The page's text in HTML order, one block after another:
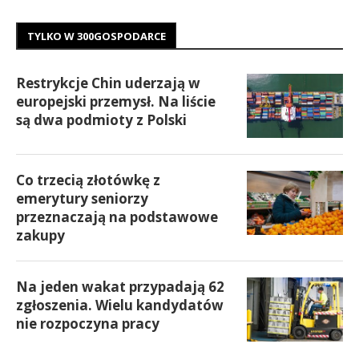
TYLKO W 300GOSPODARCE
Restrykcje Chin uderzają w
europejski przemysł. Na liście
są dwa podmioty z Polski
Co trzecią złotówkę z
emerytury seniorzy
przeznaczają na podstawowe
zakupy
Na jeden wakat przypadają 62
zgłoszenia. Wielu kandydatów
nie rozpoczyna pracy